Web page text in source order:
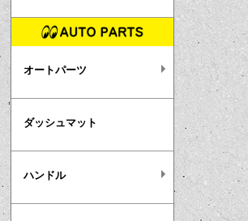
オートパーツ
ダッシュマット
ハンドル